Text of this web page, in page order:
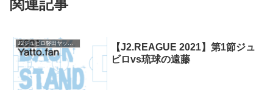
関連記事
J2ジュビロ磐田ヤットファン2021
【J2.REAGUE 2021】第1節ジュ
ビロvs琉球の遠藤